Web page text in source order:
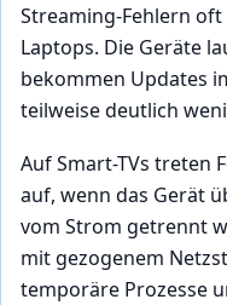
Streaming-Fehlern
Laptops. Die Geräte
bekommen Updates
teilweise deutlich
Auf Smart-TVs treten
auf, wenn das Gerät
vom Strom getrennt
mit gezogenem
temporäre Prozesse